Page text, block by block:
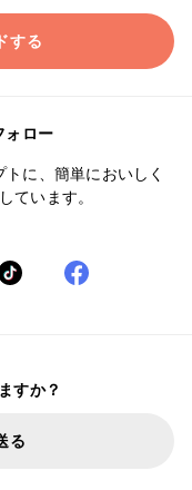
する
ォロー
に、簡単においしく
ています。
すか？
る